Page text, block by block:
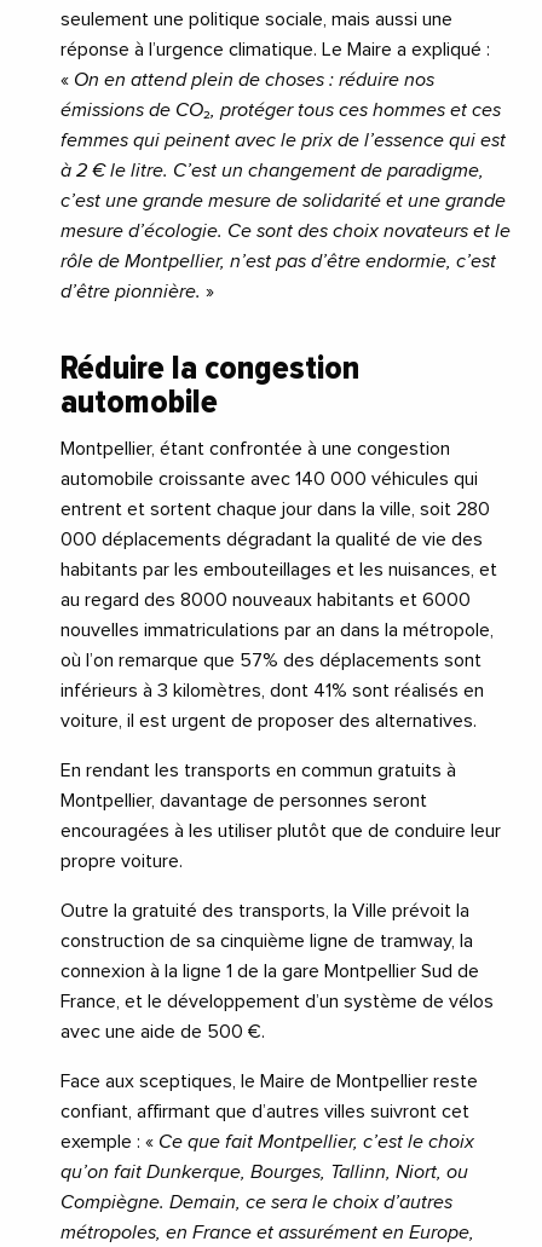
seulement une politique sociale, mais aussi une
réponse à l’urgence climatique. Le Maire a expliqué :
« On en attend plein de choses : réduire nos
émissions de CO₂ , protéger tous ces hommes et ces
femmes qui peinent avec le prix de l’essence qui est
à 2 € le litre. C’est un changement de paradigme,
c’est une grande mesure de solidarité et une grande
mesure d’écologie. Ce sont des choix novateurs et le
rôle de Montpellier, n’est pas d’être endormie, c’est
d’être pionnière. »
Réduire la congestion
automobile
Montpellier, étant confrontée à une congestion
automobile croissante avec 140 000 véhicules qui
entrent et sortent chaque jour dans la ville, soit 280
000 déplacements dégradant la qualité de vie des
habitants par les embouteillages et les nuisances, et
au regard des 8000 nouveaux habitants et 6000
nouvelles immatriculations par an dans la métropole,
où l’on remarque que 57% des déplacements sont
inférieurs à 3 kilomètres, dont 41% sont réalisés en
voiture, il est urgent de proposer des alternatives.
En rendant les transports en commun gratuits à
Montpellier, davantage de personnes seront
encouragées à les utiliser plutôt que de conduire leur
propre voiture.
Outre la gratuité des transports, la Ville prévoit la
construction de sa cinquième ligne de tramway, la
connexion à la ligne 1 de la gare Montpellier Sud de
France, et le développement d’un système de vélos
avec une aide de 500 €.
Face aux sceptiques, le Maire de Montpellier reste
confiant, affirmant que d’autres villes suivront cet
exemple : « Ce que fait Montpellier, c’est le choix
qu’on fait Dunkerque, Bourges, Tallinn, Niort, ou
Compiègne. Demain, ce sera le choix d’autres
métropoles, en France et assurément en Europe,